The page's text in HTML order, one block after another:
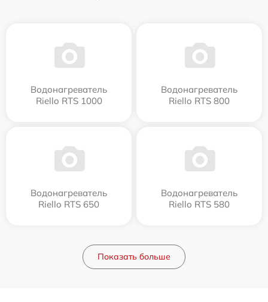
Водонагреватель
Riello RTS 1000
Водонагреватель
Riello RTS 800
Водонагреватель
Riello RTS 650
Водонагреватель
Riello RTS 580
Показать больше